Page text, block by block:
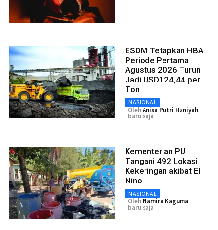
ESDM Tetapkan HBA
Periode Pertama
Agustus 2026 Turun
Jadi USD124,44 per
Ton
NASIONAL
OlehAnisa Putri Haniyah
baru saja
Kementerian PU
Tangani 492 Lokasi
Kekeringan akibat El
Nino
NASIONAL
Oleh Namira Kaguma
baru saja